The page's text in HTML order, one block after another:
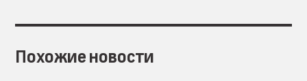
Похожие новости